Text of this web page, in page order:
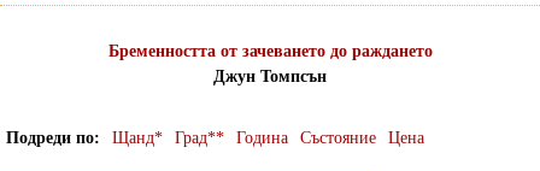
Бременността от зачеването до раждането
Джун Томпсън
Подреди по Щанд* Град** Година Състояние Цена